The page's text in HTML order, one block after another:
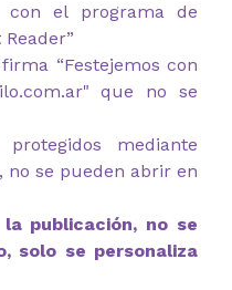
el programa de
“Festejemos con
que no se
mediante
no se pueden abrir en
publicación, no se
solo se personaliza